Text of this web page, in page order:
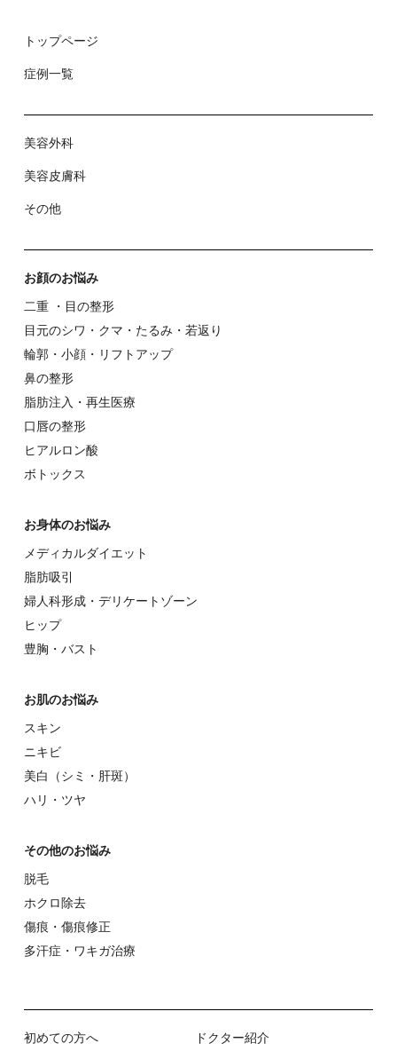
トップページ
症例⼀覧
美容外科
美容⽪膚科
その他
お顔のお悩み
⼆重 ・⽬の整形
⽬元のシワ・クマ・たるみ・若返り
輪郭・⼩顔・リフトアップ
⿐の整形
脂肪注入・再生医療
⼝唇の整形
ヒアルロン酸
ボトックス
お⾝体のお悩み
メディカルダイエット
脂肪吸引
婦⼈科形成・デリケートゾーン
ヒップ
豊胸・バスト
お肌のお悩み
スキン
ニキビ
美⽩（シミ・肝斑）
ハリ・ツヤ
その他のお悩み
脱⽑
ホクロ除去
傷痕・傷痕修正
多汗症・ワキガ治療
初めての⽅へ
ドクター紹介